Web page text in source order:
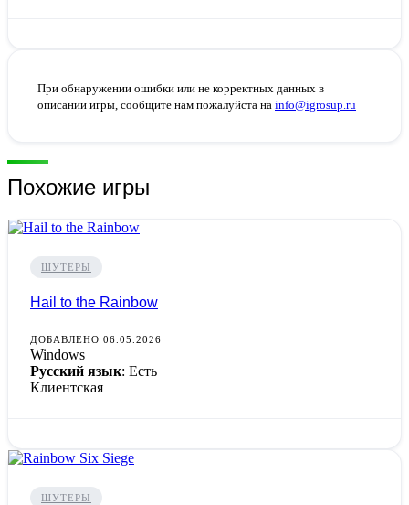
При обнаружении ошибки или не корректных данных в
описании игры, сообщите нам пожалуйста на info@igrosup.ru
Похожие игры
ШУТЕРЫ
Hail to the Rainbow
ДОБАВЛЕНО 06.05.2026
Windows
Русский язык: Есть
Клиентская
ШУТЕРЫ